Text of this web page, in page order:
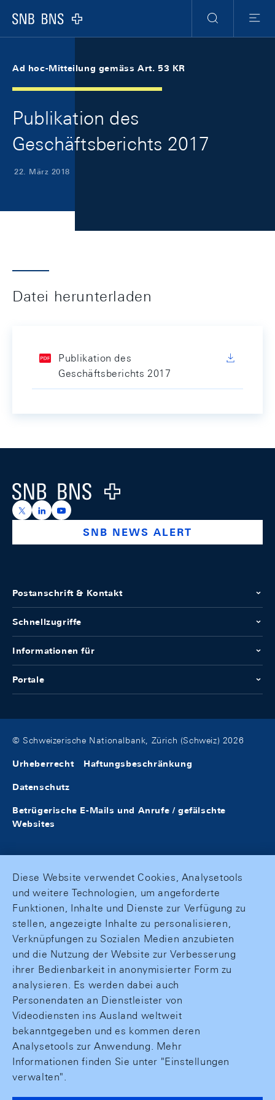
Logo
Suche
Menu
Ad hoc-Mitteilung gemäss Art. 53 KR
Publikation des
Geschäftsberichts 2017
22. März 2018
Datei herunterladen
Publikation des
Geschäftsberichts 2017
Logo
https://x.com/snb_bns
https://ch.linkedin.com/company/swiss-national-
https://www.youtube.com/@swissnationalbank
SNB NEWS ALERT
Postanschrift & Kontakt
Schnellzugriffe
Informationen für
Portale
© Schweizerische Nationalbank, Zürich (Schweiz) 2026
Urheberrecht Haftungsbeschränkung
Datenschutz
Betrügerische E-Mails und Anrufe / gefälschte
Websites
Diese Website verwendet Cookies, Analysetools
und weitere Technologien, um angeforderte
Funktionen, Inhalte und Dienste zur Verfügung zu
stellen, angezeigte Inhalte zu personalisieren,
Verknüpfungen zu Sozialen Medien anzubieten
und die Nutzung der Website zur Verbesserung
ihrer Bedienbarkeit in anonymisierter Form zu
analysieren. Es werden dabei auch
Personendaten an Dienstleister von
Videodiensten ins Ausland weltweit
bekanntgegeben und es kommen deren
Analysetools zur Anwendung. Mehr
Informationen finden Sie unter "Einstellungen
verwalten".